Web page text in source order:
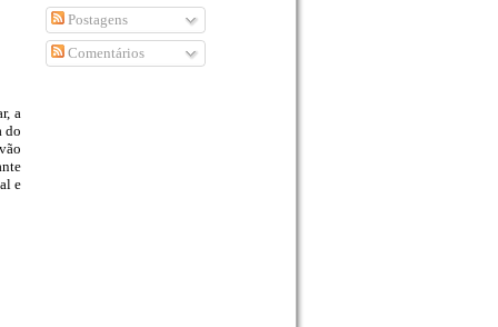
a
do
e
Postagens
Comentários